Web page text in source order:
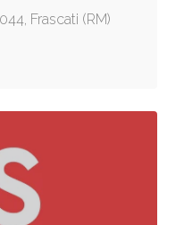
Frascati (RM)